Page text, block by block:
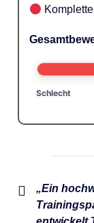
Schlecht
„Ein